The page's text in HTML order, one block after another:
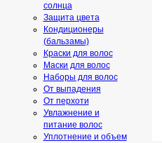
солнца
Защита цвета
Кондиционеры
(бальзамы)
Краски для волос
Маски для волос
Наборы для волос
От выпадения
От перхоти
Увлажнение и
питание волос
Уплотнение и объем